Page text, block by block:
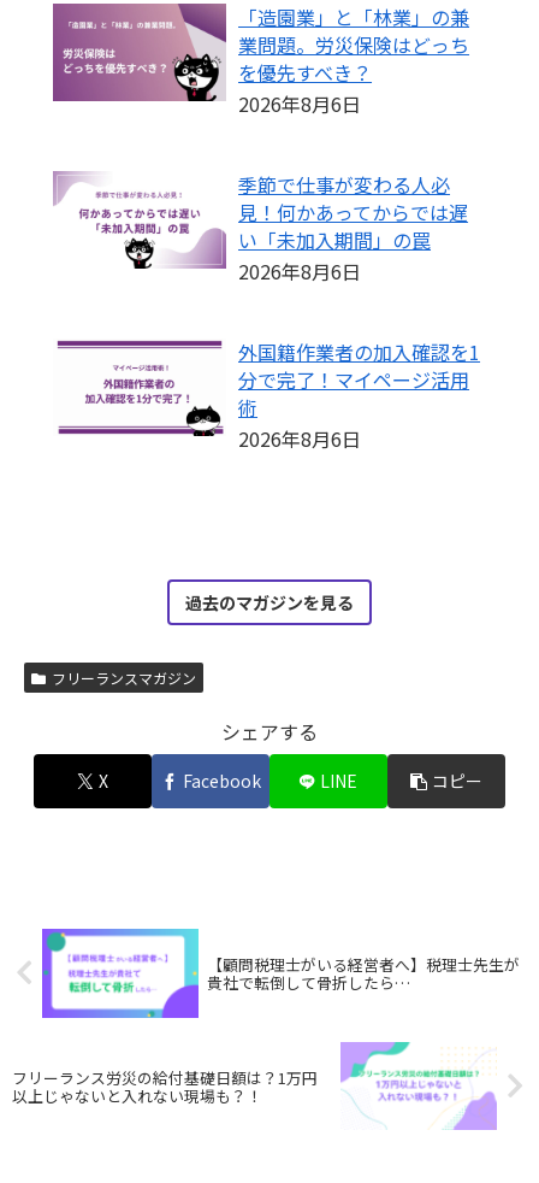
「造園業」と「林業」の兼
業問題。労災保険はどっち
を優先すべき？
2026年8月6日
季節で仕事が変わる人必
見！何かあってからでは遅
い「未加入期間」の罠
2026年8月6日
外国籍作業者の加入確認を1
分で完了！マイページ活用
術
2026年8月6日
過去のマガジンを見る
フリーランスマガジン
シェアする
X Facebook LINE コピー
【顧問税理士がいる経営者へ】税理士先生が
貴社で転倒して骨折したら…
フリーランス労災の給付基礎日額は？1万円
以上じゃないと入れない現場も？！